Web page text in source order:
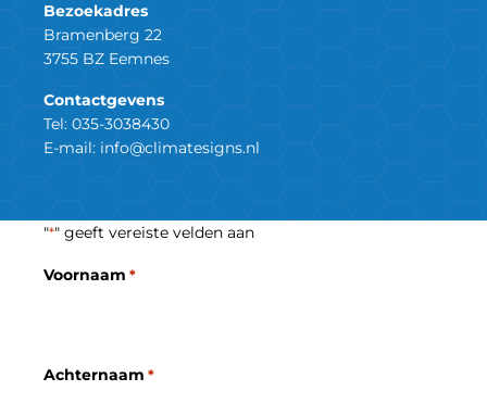
Bezoekadres
Bramenberg 22
3755 BZ Eemnes
Contactgevens
Tel: 035-3038430
E-mail: info@climatesigns.nl
"*" geeft vereiste velden aan
Voornaam *
Achternaam *